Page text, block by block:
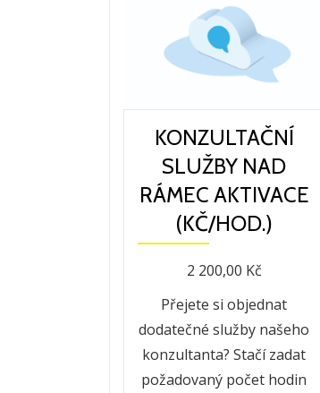
(Kč/hod.)
množství
KONZULTAČNÍ
SLUŽBY NAD
RÁMEC AKTIVACE
(KČ/HOD.)
2 200,00 Kč
Přejete si objednat
dodatečné služby našeho
konzultanta? Stačí zadat
požadovaný počet hodin